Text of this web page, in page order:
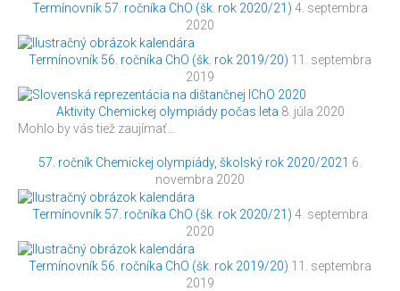
Termínovník 57. ročníka ChO (šk. rok 2020/21) 4. septembra
2020
Termínovník 56. ročníka ChO (šk. rok 2019/20) 11. septembra
2019
Aktivity Chemickej olympiády počas leta 8. júla 2020
Mohlo by vás tiež zaujímať…
57. ročník Chemickej olympiády, školský rok 2020/2021 6.
novembra 2020
Termínovník 57. ročníka ChO (šk. rok 2020/21) 4. septembra
2020
Termínovník 56. ročníka ChO (šk. rok 2019/20) 11. septembra
2019